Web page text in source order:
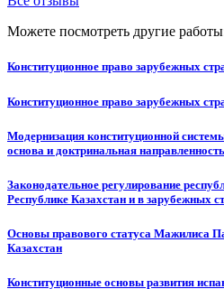
Можете посмотреть другие
Конституционное право зарубежных
Конституционное право зарубежных
Модернизация конституционной
основа и доктринальная направленность
Законодательное регулирование
Республике Казахстан и в зарубежных
Основы правового статуса Мажилиса
Казахстан
Конституционные основы развития